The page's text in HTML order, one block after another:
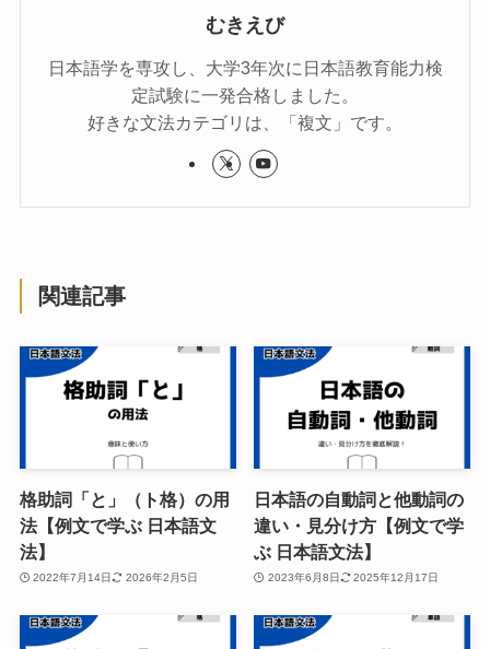
むきえび
日本語学を専攻し、大学3年次に日本語教育能力検
定試験に一発合格しました。
好きな文法カテゴリは、「複文」です。
関連記事
格助詞「と」（ト格）の用
法【例文で学ぶ 日本語文
法】
2022年7月14日 2026年2月5日
日本語の自動詞と他動詞の
違い・見分け方【例文で学
ぶ 日本語文法】
2023年6月8日 2025年12月17日